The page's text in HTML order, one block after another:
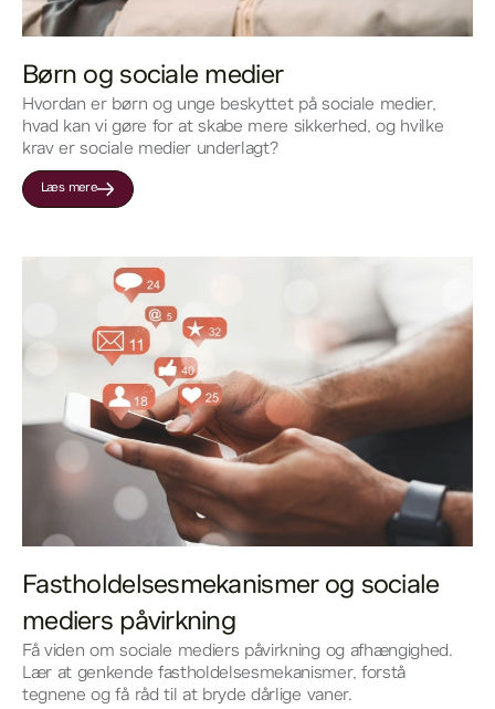
Børn og sociale medier
Hvordan er børn og unge beskyttet på sociale medier,
hvad kan vi gøre for at skabe mere sikkerhed, og hvilke
krav er sociale medier underlagt?
Læs mere
Fastholdelsesmekanismer og sociale
mediers påvirkning
Få viden om sociale mediers påvirkning og afhængighed.
Lær at genkende fastholdelsesmekanismer, forstå
tegnene og få råd til at bryde dårlige vaner.